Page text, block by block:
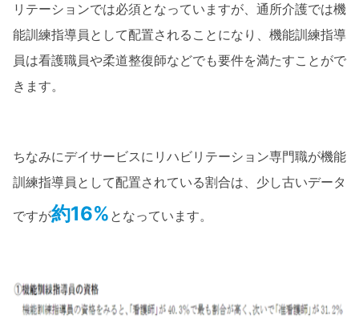
リテーションでは必須となっていますが、通所介護では機
能訓練指導員として配置されることになり、機能訓練指導
員は看護職員や柔道整復師などでも要件を満たすことがで
きます。
ちなみにデイサービスにリハビリテーション専門職が機能
訓練指導員として配置されている割合は、少し古いデータ
ですが約16% となっています。